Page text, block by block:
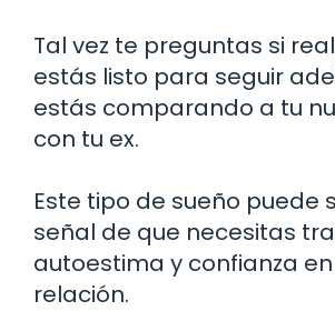
Tal vez te preguntas si
estás listo para seguir
estás comparando a tu
con tu ex.
Este tipo de sueño puede
señal de que necesitas
autoestima y confianza
relación.